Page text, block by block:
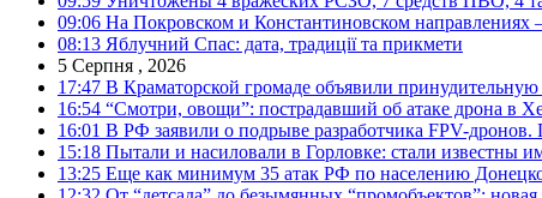
09:06 На Покровском и Константиновском направлениях
08:13 Яблучний Спас: дата, традиції та прикмети
5 Серпня , 2026
17:47 В Краматорской громаде объявили
16:54 “Смотри, овощи”: пострадавший об атаке дрона в
16:01 В РФ заявили о подрыве разработчика FPV-дронов.
15:18 Пытали и насиловали в Горловке: стали известны
13:25 Еще как минимум 35 атак РФ по населению